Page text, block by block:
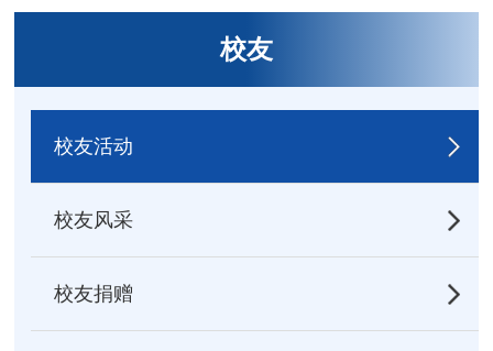
校友
校友活动
校友风采
校友捐赠